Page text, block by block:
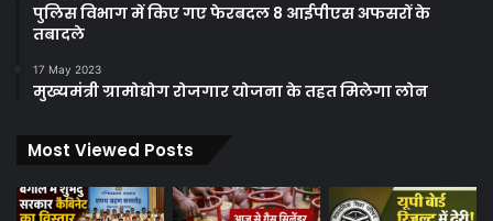
पुलिस विभाग में किए गए फेरबदल 8 आईपीएस अफसरों के
तबादले
17 May 2023
मुख्यमंत्री ग्रामोद्योग रोजगार योजना के तहत मिलेगा लोन
Most Viewed Posts